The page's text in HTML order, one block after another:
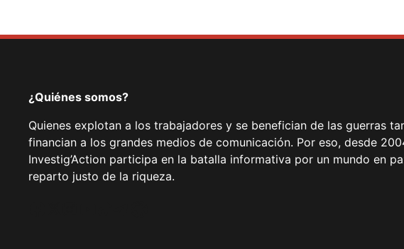
¿Quiénes somos?
Quienes explotan a los trabajadores y se benefician de las guerras
financian a los grandes medios de comunicación. Por eso, desde
Investig’Action participa en la batalla informativa por un mundo en
reparto justo de la riqueza.